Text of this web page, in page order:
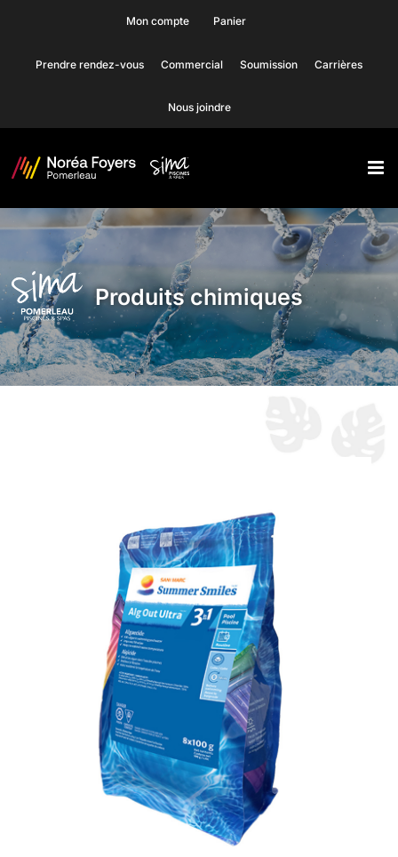
content
Mon compte Panier
Prendre rendez-vous Commercial Soumission Carrières
Nous joindre
Produits chimiques